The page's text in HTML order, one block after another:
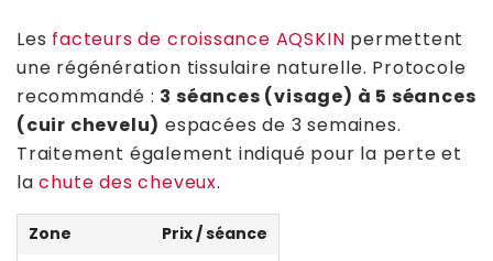
Les facteurs de croissance AQSKIN permettent
une régénération tissulaire naturelle. Protocole
recommandé : 3 séances (visage) à 5 séances
(cuir chevelu) espacées de 3 semaines.
Traitement également indiqué pour la perte et
lachute des cheveux.
Zone
Prix / séance